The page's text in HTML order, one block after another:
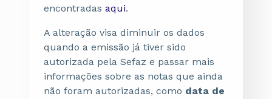
encontradas aqui.
A alteração visa diminuir os dados
quando a emissão já tiver sido
autorizada pela Sefaz e passar mais
informações sobre as notas que ainda
não foram autorizadas, como data de